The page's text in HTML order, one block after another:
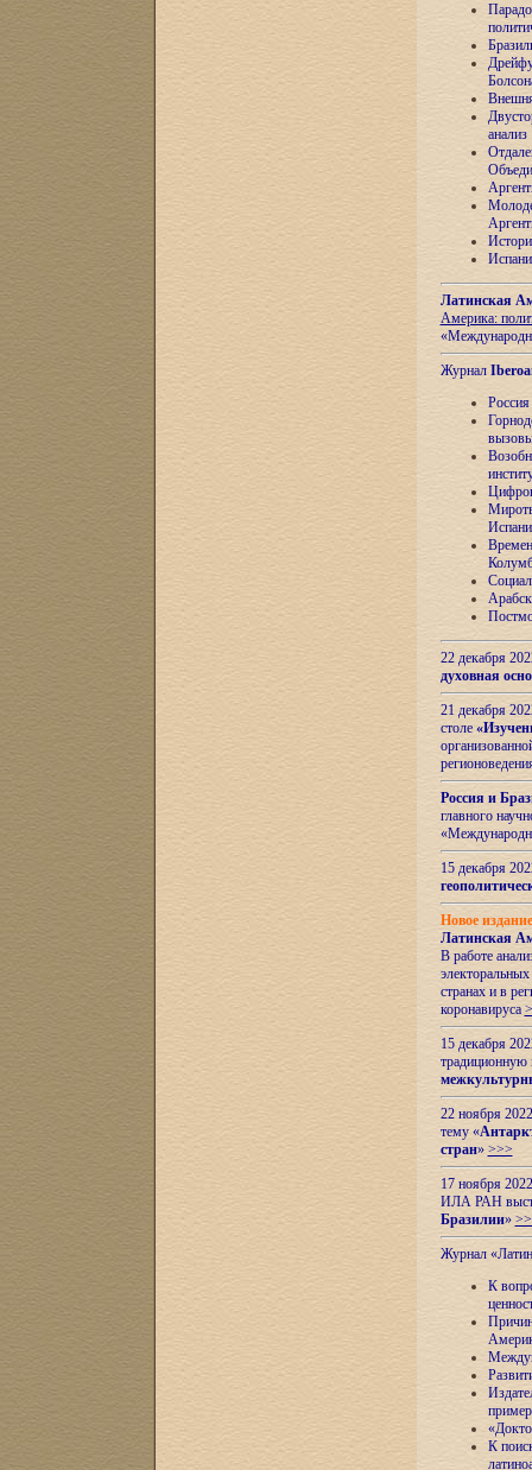
анализ
Латинская
Америка:
Журнал
22 декабря
духовная
21 декабря
столе
Россия и
главного
15 декабря
Новое
Латинская
В работе
странах и в
коронавируса
15 декабря
22 ноября
тему «
стран» >>>
17 ноября
ИЛА РАН
Бразилии»
Журнал
К
К